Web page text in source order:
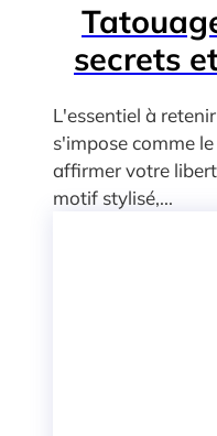
secrets
L'essentiel à
s'impose comme
affirmer votre
motif stylisé,...